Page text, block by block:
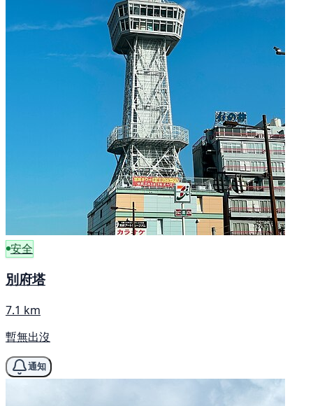
安全
別府塔
7.1 km
暫無出沒
通知